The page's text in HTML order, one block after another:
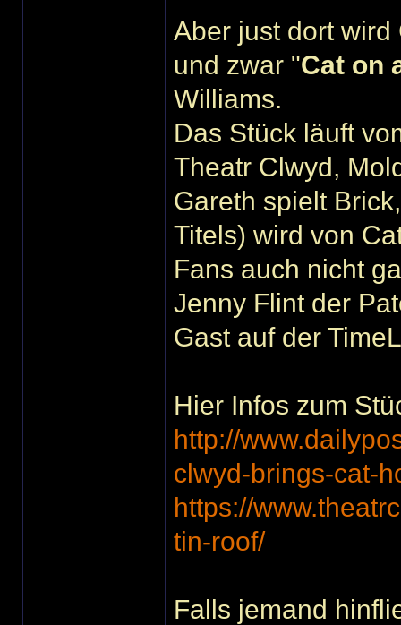
Aber just dort
und zwar "Cat on
Williams.
Das Stück läuft
Theatr Clwyd,
Gareth spielt
Titels) wird von
Fans auch nicht
Jenny Flint der
Gast auf der
Hier Infos zum
http://
clwyd-brings-cat-
https://
tin-roof/
Falls jemand